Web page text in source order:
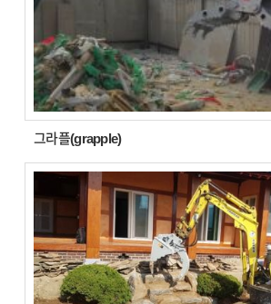
그라플(grapple)